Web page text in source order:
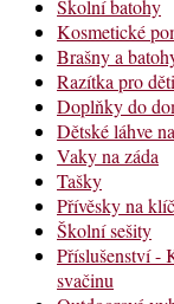
Školní batohy
Kosmetické
Brašny a
Razítka pro děti
Doplňky do
Dětské láhve
Vaky na záda
Tašky
Přívěsky na
Školní sešity
Příslušenství -
svačinu